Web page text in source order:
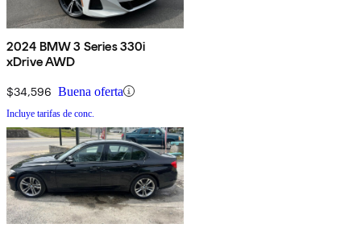
2024 BMW 3 Series 330i
xDrive AWD
$34,596 Buena oferta
Incluye tarifas de conc.